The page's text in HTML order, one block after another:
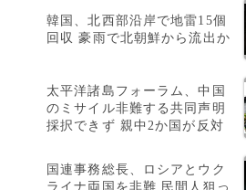
韓国、北西部沿岸で地雷15個
回収 豪雨で北朝鮮から流出か
太平洋諸島フォーラム、中国
のミサイル非難する共同声明
採択できず 親中2か国が反対
国連事務総長、ロシアとウク
ライナ両国を非難 民間人狙っ